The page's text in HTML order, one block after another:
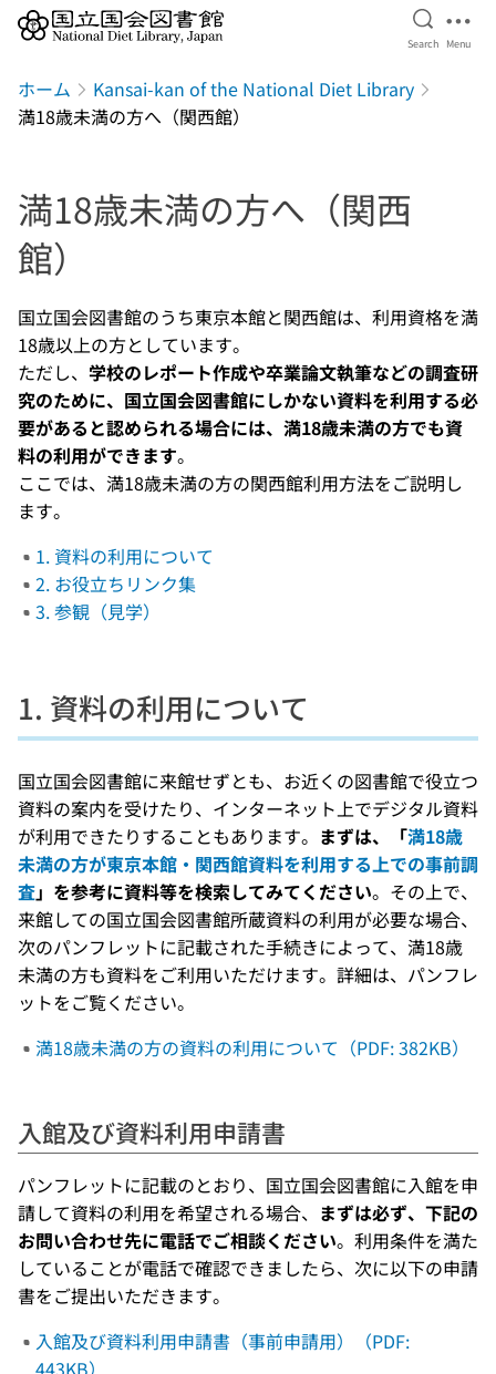
Open
Search Menu
ホーム
Kansai-kan of the National Diet Library
満18歳未満の方へ（関西館）
満18歳未満の方へ（関西
館）
国立国会図書館のうち東京本館と関西館は、利用資格を満
18歳以上の方としています。
ただし、 学校のレポート作成や卒業論文執筆などの調査研
究のために、国立国会図書館にしかない資料を利用する必
要があると認められる場合には、満18歳未満の方でも資
料の利用ができます。
ここでは、満18歳未満の方の関西館利用方法をご説明し
ます。
1. 資料の利用について
2. お役立ちリンク集
3. 参観（見学）
1. 資料の利用について
国立国会図書館に来館せずとも、お近くの図書館で役立つ
資料の案内を受けたり、インターネット上でデジタル資料
が利用できたりすることもあります。 まずは、「満18歳
未満の方が東京本館・関西館資料を利用する上での事前調
査」を参考に資料等を検索してみてください。その上で、
来館しての国立国会図書館所蔵資料の利用が必要な場合、
次のパンフレットに記載された手続きによって、満18歳
未満の方も資料をご利用いただけます。詳細は、パンフレ
ットをご覧ください。
満18歳未満の方の資料の利用について（PDF: 382KB）
入館及び資料利用申請書
パンフレットに記載のとおり、国立国会図書館に入館を申
請して資料の利用を希望される場合、 まずは必ず、下記の
お問い合わせ先に電話でご相談ください。利用条件を満た
していることが電話で確認できましたら、次に以下の申請
書をご提出いただきます。
入館及び資料利用申請書（事前申請用）（PDF:
443KB）